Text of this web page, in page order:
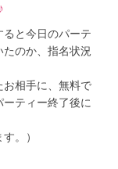
と今日のパーテ
のか、指名状況
お相手に、無料で
ティー終了後に
。）